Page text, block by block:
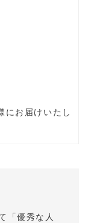
にお届けいたし
「優秀な人